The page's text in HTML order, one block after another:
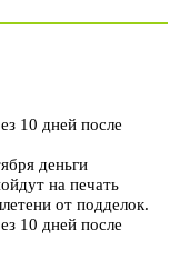
10 дней после
деньги
на печать
от подделок.
10 дней после